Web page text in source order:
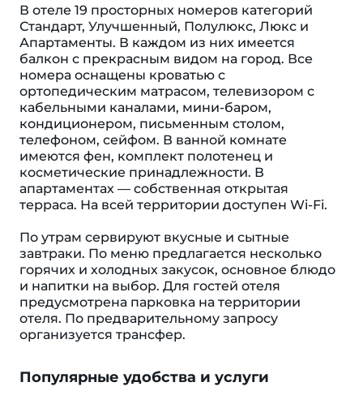
В отеле 19 просторных номеров категорий
Стандарт, Улучшенный, Полулюкс, Люкс и
Апартаменты. В каждом из них имеется
балкон с прекрасным видом на город. Все
номера оснащены кроватью с
ортопедическим матрасом, телевизором с
кабельными каналами, мини-баром,
кондиционером, письменным столом,
телефоном, сейфом. В ванной комнате
имеются фен, комплект полотенец и
косметические принадлежности. В
апартаментах — собственная открытая
терраса. На всей территории доступен Wi-Fi.
По утрам сервируют вкусные и сытные
завтраки. По меню предлагается несколько
горячих и холодных закусок, основное блюдо
и напитки на выбор. Для гостей отеля
предусмотрена парковка на территории
отеля. По предварительному запросу
организуется трансфер.
Популярные удобства и услуги